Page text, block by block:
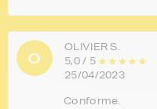
O
OLIVIER S.
5,0 / 5
25/04/2023
Conforme.